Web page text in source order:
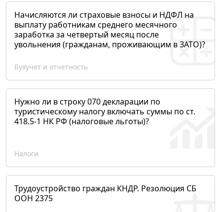
Начисляются ли страховые взносы и НДФЛ на
выплату работникам среднего месячного
заработка за четвертый месяц после
увольнения (гражданам, проживающим в ЗАТО)?
Бухучет и отчетность
Нужно ли в строку 070 декларации по
туристическому налогу включать суммы по ст.
418.5-1 НК РФ (налоговые льготы)?
Налоги
Трудоустройство граждан КНДР. Резолюция СБ
ООН 2375